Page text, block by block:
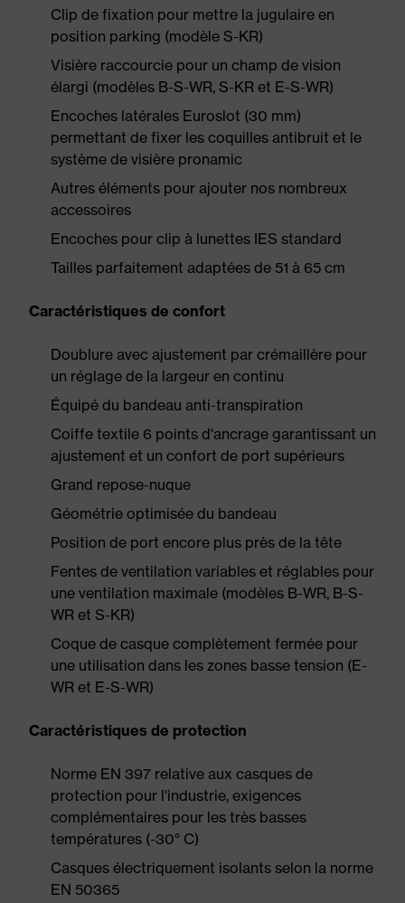
Clip de fixation pour mettre la jugulaire en
position parking (modèle S-KR)
Visière raccourcie pour un champ de vision
élargi (modèles B-S-WR, S-KR et E-S-WR)
Encoches latérales Euroslot (30 mm)
permettant de fixer les coquilles antibruit et le
système de visière pronamic
Autres éléments pour ajouter nos nombreux
accessoires
Encoches pour clip à lunettes IES standard
Tailles parfaitement adaptées de 51 à 65 cm
Caractéristiques de confort
Doublure avec ajustement par crémaillère pour
un réglage de la largeur en continu
Équipé du bandeau anti-transpiration
Coiffe textile 6 points d'ancrage garantissant un
ajustement et un confort de port supérieurs
Grand repose-nuque
Géométrie optimisée du bandeau
Position de port encore plus près de la tête
Fentes de ventilation variables et réglables pour
une ventilation maximale (modèles B-WR, B-S-
WR et S-KR)
Coque de casque complètement fermée pour
une utilisation dans les zones basse tension (E-
WR et E-S-WR)
Caractéristiques de protection
Norme EN 397 relative aux casques de
protection pour l'industrie, exigences
complémentaires pour les très basses
températures (-30° C)
Casques électriquement isolants selon la norme
EN 50365